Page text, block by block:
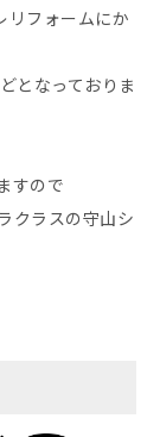
リフォームにか
となっておりま
すので
クラスの守山シ